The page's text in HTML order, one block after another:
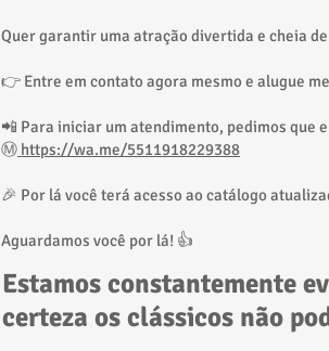
Quer garantir uma atração divertida e cheia
👉 Entre em contato agora mesmo e alugue
📲 Para iniciar um atendimento, pedimos que
Ⓜ️ https://wa.me/5511918229388
🎉 Por lá você terá acesso ao catálogo
Aguardamos você por lá! 👍
Estamos constantemente
certeza os clássicos não